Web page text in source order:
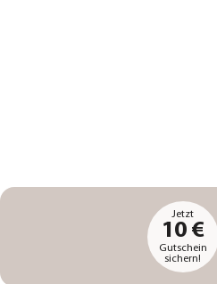
Jetzt
10 €
Gutschein
sichern!